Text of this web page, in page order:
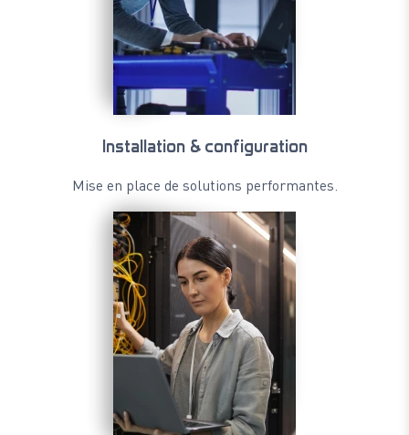
Installation & configuration
Mise en place de solutions performantes.